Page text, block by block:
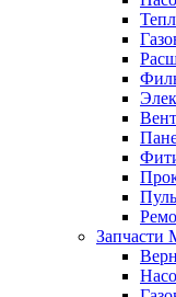
Запчасти